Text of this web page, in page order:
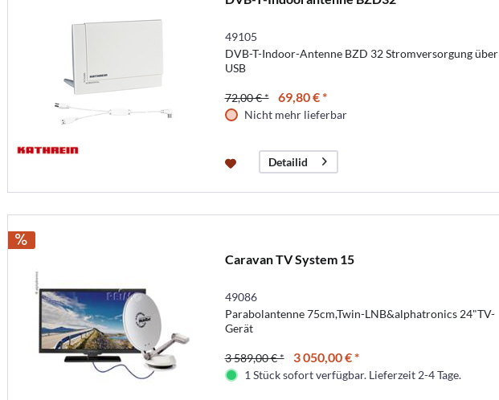
49105
DVB-T-Indoor-Antenne BZD 32 Stromversorgung über
USB
72,00 € * 69,80 € *
Nicht mehr lieferbar
Detailid
Caravan TV System 15
49086
Parabolantenne 75cm,Twin-LNB&alphatronics 24"TV-
Gerät
3 589,00 € * 3 050,00 € *
1 Stück sofort verfügbar. Lieferzeit 2-4 Tage.